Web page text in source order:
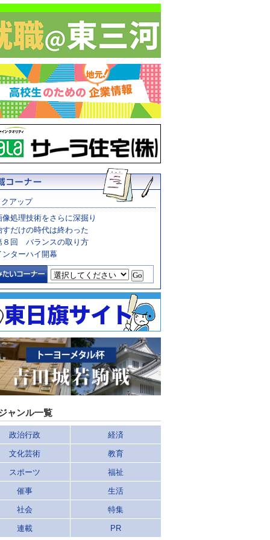
アップ
像処理技術をさらに深掘り
すだけの時代は終わった
８回 バランスの取り方
ンターハイ開幕
ャンル一覧
政治行政 経済
文化芸術 教育
スポーツ 福祉
催事 生活
社会 特集
連載 PR